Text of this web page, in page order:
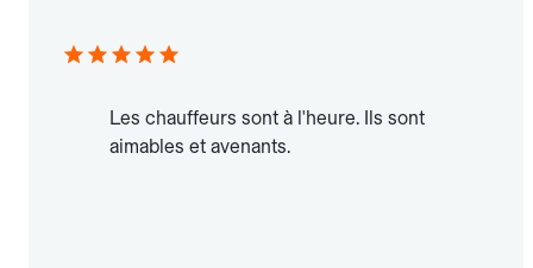
Les chauffeurs sont à l'heure. Ils sont
aimables et avenants.